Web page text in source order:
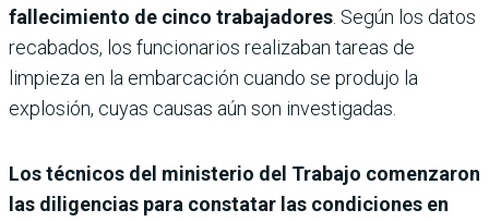
fallecimiento de cinco trabajadores . Según los datos
recabados, los funcionarios realizaban tareas de
limpieza en la embarcación cuando se produjo la
explosión, cuyas causas aún son investigadas.
Los técnicos del ministerio del Trabajo comenzaron
las diligencias para constatar las condiciones en